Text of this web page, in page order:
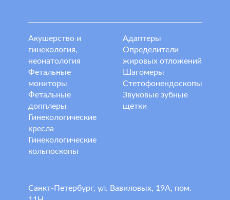
Акушерство и
гинекология,
неонатология
Фетальные
мониторы
Фетальные
допплеры
Гинекологические
кресла
Гинекологические
кольпоскопы
Адаптеры
Определители
жировых отложений
Шагомеры
Стетофонендоскопы
Звуковые зубные
щетки
Санкт-Петербург, ул. Вавиловых, 19А, пом.